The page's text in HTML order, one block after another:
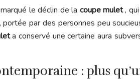
le déclin de la coupe mulet,
par des personnes peu
a conservé une certaine aura
: plus